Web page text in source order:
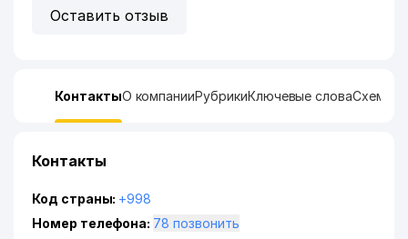
Оставить отзыв
КонтактыО компанииРубрикиКлючевые словаСхема
Контакты
Код страны: +998
Номер телефона:
78 позвонить